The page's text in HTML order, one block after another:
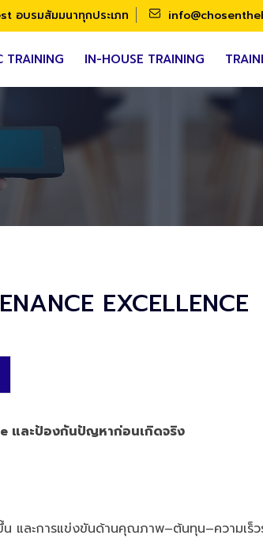
อบรมสัมมนาทุกประเภท
TRAINING IN-HOUSE TRAINING
EXCELLENCE
และป้องกันปัญหาก่อนเกิดจริง
และการแข่งขันด้านคุณภาพ–ต้นทุน–ความเร็